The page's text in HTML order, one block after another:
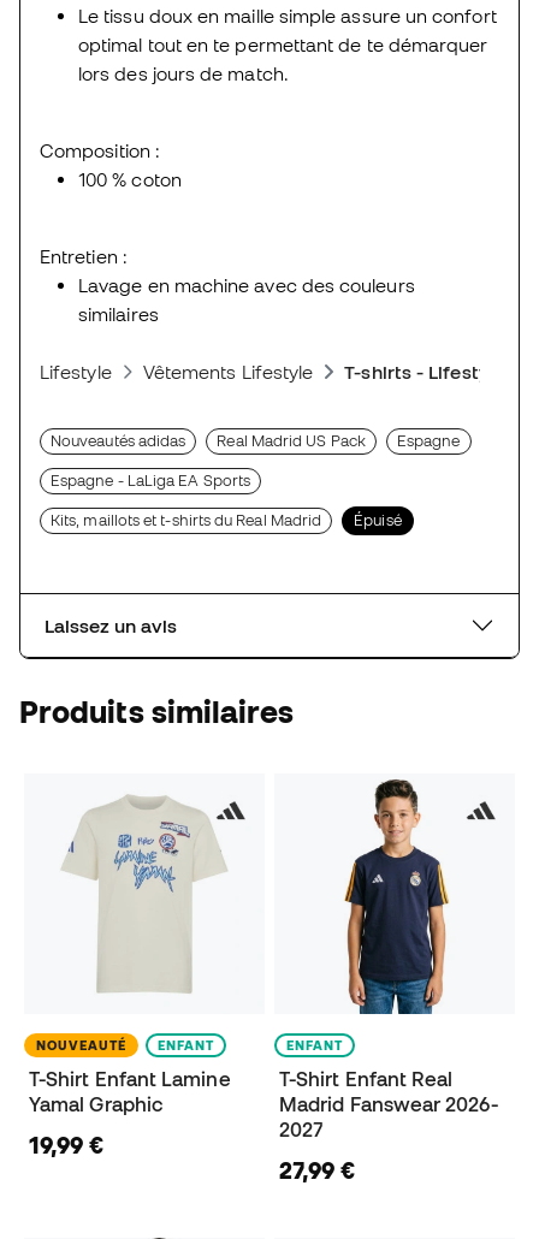
Le tissu doux en maille simple assure un confort
optimal tout en te permettant de te démarquer
lors des jours de match.
Composition :
100 % coton
Entretien :
Lavage en machine avec des couleurs
similaires
Lifestyle Vêtements Lifestyle T-shirts - Lifestyle
Nouveautés adidas Real Madrid US Pack Espagne
Espagne - LaLiga EA Sports
Kits, maillots et t-shirts du Real Madrid Épuisé
Laissez un avis
Produits similaires
NOUVEAUTÉ ENFANT
T-Shirt Enfant Lamine
Yamal Graphic
19,99 €
ENFANT
T-Shirt Enfant Real
Madrid Fanswear 2026-
2027
27,99 €